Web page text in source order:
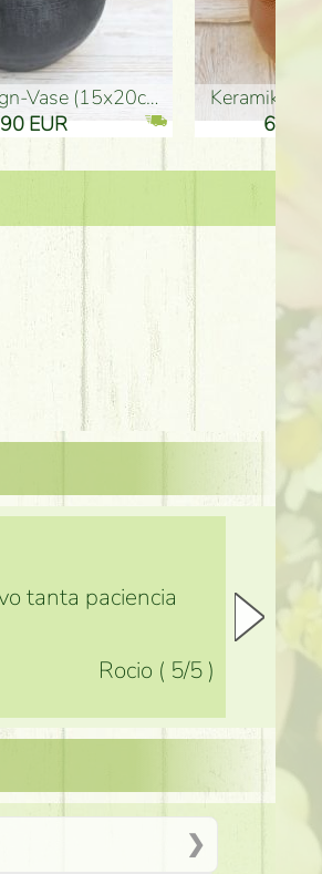
Holzfigur für Schulabgänger (10
3.80 EUR
tanta paciencia
Rocio ( 5/5 )